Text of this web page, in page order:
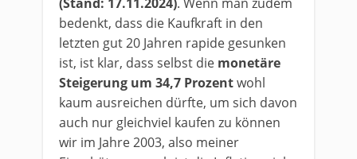
bedenkt, dass die Kaufkraft in den
letzten gut 20 Jahren rapide gesunken
ist, ist klar, dass selbst die monetäre
Steigerung um 34,7 Prozentwohl
kaum ausreichen dürfte, um sich davon
auch nur gleichviel kaufen zu können
wir im Jahre 2003, also meiner